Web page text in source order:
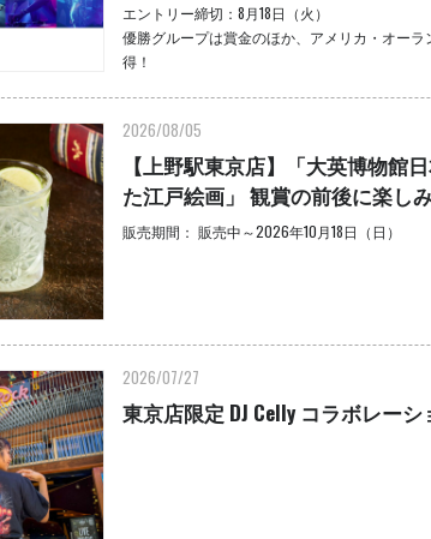
エントリー締切：8月18日（火）
優勝グループは賞金のほか、アメリカ・オーラ
得！
2026/08/05
【上野駅東京店】「大英博物館
た江戸絵画」 観賞の前後に楽し
販売期間： 販売中～2026年10月18日（日）
2026/07/27
東京店限定 DJ Celly コラボレーシ